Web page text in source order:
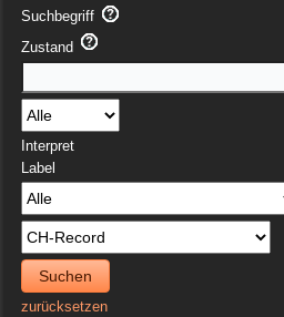
Suchbegriff
Zustand
Interpret
Label
Suchen
zurücksetzen